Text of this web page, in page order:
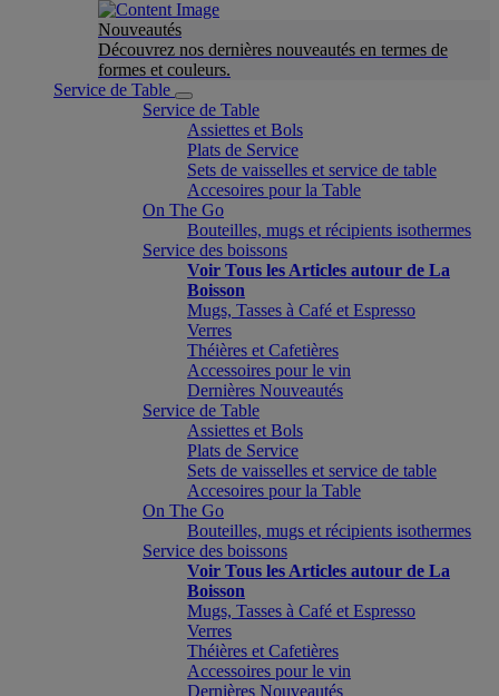
Nouveautés
Découvrez nos dernières nouveautés en termes de
formes et couleurs.
Service de Table
Service de Table
Assiettes et Bols
Plats de Service
Sets de vaisselles et service de table
Accesoires pour la Table
On The Go
Bouteilles, mugs et récipients isothermes
Service des boissons
Voir Tous les Articles autour de La
Boisson
Mugs, Tasses à Café et Espresso
Verres
Théières et Cafetières
Accessoires pour le vin
Dernières Nouveautés
Service de Table
Assiettes et Bols
Plats de Service
Sets de vaisselles et service de table
Accesoires pour la Table
On The Go
Bouteilles, mugs et récipients isothermes
Service des boissons
Voir Tous les Articles autour de La
Boisson
Mugs, Tasses à Café et Espresso
Verres
Théières et Cafetières
Accessoires pour le vin
Dernières Nouveautés